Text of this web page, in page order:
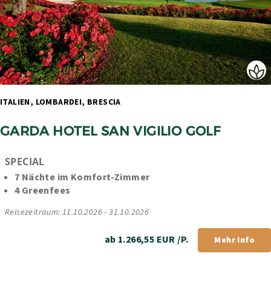
GARDA HOTEL SAN VIGILIO GOLF
SPECIAL
7 Nächte im Komfort-Zimmer
4 Greenfees
Reisezeitraum: 11.10.2026 - 31.10.2026
ab 1.266,55 EUR /P. Mehr Info